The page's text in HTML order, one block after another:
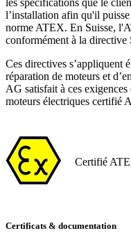
l’installation afin qu'il
norme ATEX. En Suisse,
conformément à la
Ces directives s’appliquent
réparation de moteurs et
AG satisfait à ces
moteurs électriques certifié
Certifié
Certificats & documentation